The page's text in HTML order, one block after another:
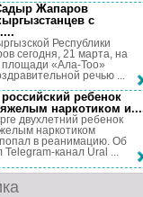
Жапаров
с
.
Республики
сегодня, 21 марта, на
площади «Ала-Тоо»
речью ...
ребенок
наркотиком и...
двухлетний ребенок
наркотиком
в реанимацию. Об
канал Ural ...